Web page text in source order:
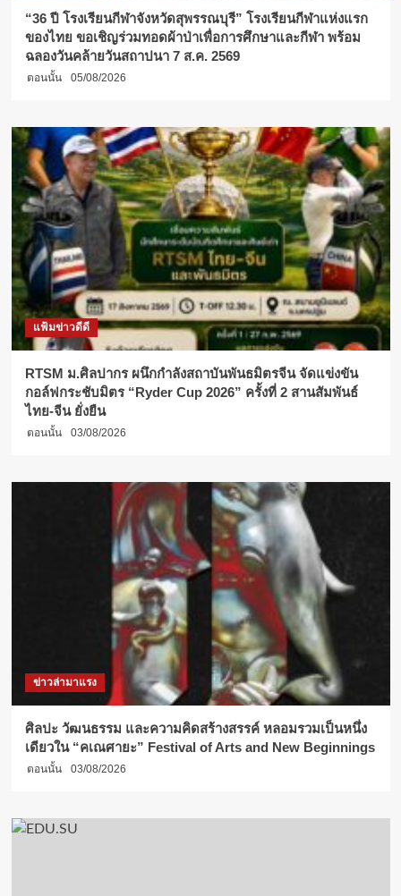
“36 ปี โรงเรียนกีฬาจังหวัดสุพรรณบุรี” โรงเรียนกีฬาแห่งแรก
ของไทย ขอเชิญร่วมทอดผ้าป่าเพื่อการศึกษาและกีฬา พร้อม
ฉลองวันคล้ายวันสถาปนา 7 ส.ค. 2569
ตอนนั้น 05/08/2026
แฟ้มข่าวดีดี
RTSM ม.ศิลปากร ผนึกกำลังสถาบันพันธมิตรจีน จัดแข่งขัน
กอล์ฟกระชับมิตร “Ryder Cup 2026” ครั้งที่ 2 สานสัมพันธ์
ไทย-จีน ยั่งยืน
ตอนนั้น 03/08/2026
ข่าวล่ามาแรง
ศิลปะ วัฒนธรรม และความคิดสร้างสรรค์ หลอมรวมเป็นหนึ่ง
เดียวใน “คเณศายะ” Festival of Arts and New Beginnings
ตอนนั้น 03/08/2026